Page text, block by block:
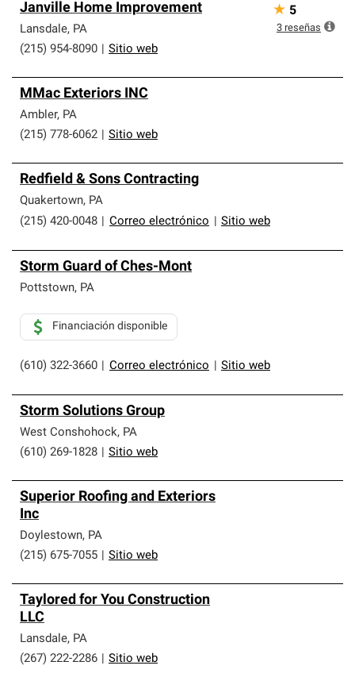
Janville Home Improvement
Lansdale, PA
(215) 954-8090
Sitio web
★ 5
3 reseñas
MMac Exteriors INC
Ambler, PA
(215) 778-6062
Sitio web
Redfield & Sons Contracting
Quakertown, PA
(215) 420-0048
Correo electrónico Sitio web
Storm Guard of Ches-Mont
Pottstown, PA
(610) 322-3660 Correo electrónico Sitio web
Financiación disponible
Storm Solutions Group
West Conshohock, PA
(610) 269-1828
Sitio web
Superior Roofing and Exteriors
Inc
Doylestown, PA
(215) 675-7055
Sitio web
Taylored for You Construction
LLC
Lansdale, PA
(267) 222-2286
Sitio web